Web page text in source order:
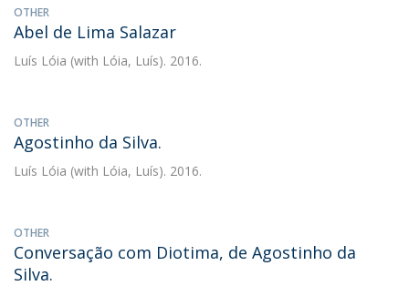
OTHER
Abel de Lima Salazar
Luís Lóia (with Lóia, Luís). 2016.
OTHER
Agostinho da Silva.
Luís Lóia (with Lóia, Luís). 2016.
OTHER
Conversação com Diotima, de Agostinho da
Silva.